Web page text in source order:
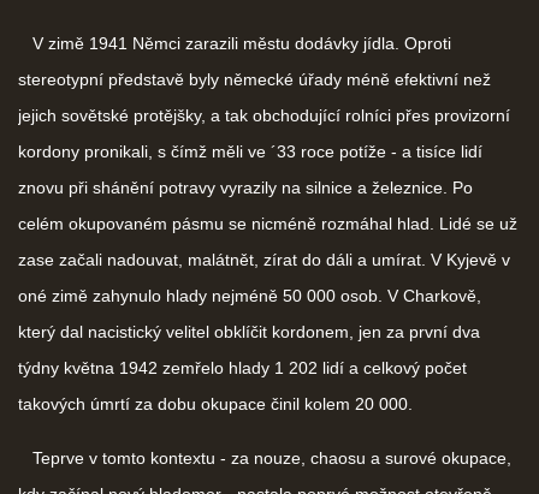
V zimě 1941 Němci zarazili městu dodávky jídla. Oproti
stereotypní představě byly německé úřady méně efektivní než
jejich sovětské protějšky, a tak obchodující rolníci přes provizorní
kordony pronikali, s čímž měli ve ´33 roce potíže - a tisíce lidí
znovu při shánění potravy vyrazily na silnice a železnice. Po
celém okupovaném pásmu se nicméně rozmáhal hlad. Lidé se už
zase začali nadouvat, malátnět, zírat do dáli a umírat. V Kyjevě v
oné zimě zahynulo hlady nejméně 50 000 osob. V Charkově,
který dal nacistický velitel obklíčit kordonem, jen za první dva
týdny května 1942 zemřelo hlady 1 202 lidí a celkový počet
takových úmrtí za dobu okupace činil kolem 20 000.
Teprve v tomto kontextu - za nouze, chaosu a surové okupace,